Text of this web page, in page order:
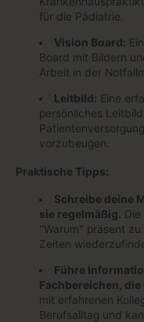
für die Pädiatrie.
Vision Board:
Board mit Bildern
Arbeit in der
Leitbild: Eine
persönliches
vorzubeugen.
Praktische Tipps:
Schreibe deine
sie regelmäßig.
"Warum" präsent
Zeiten
Führe
Fachbereichen,
mit erfahrenen
Berufsalltag und